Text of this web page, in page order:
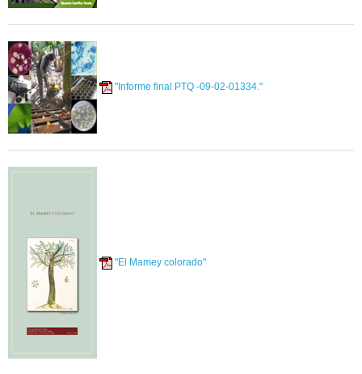
"Informe final PTQ -09-02-01334."
"El Mamey colorado"